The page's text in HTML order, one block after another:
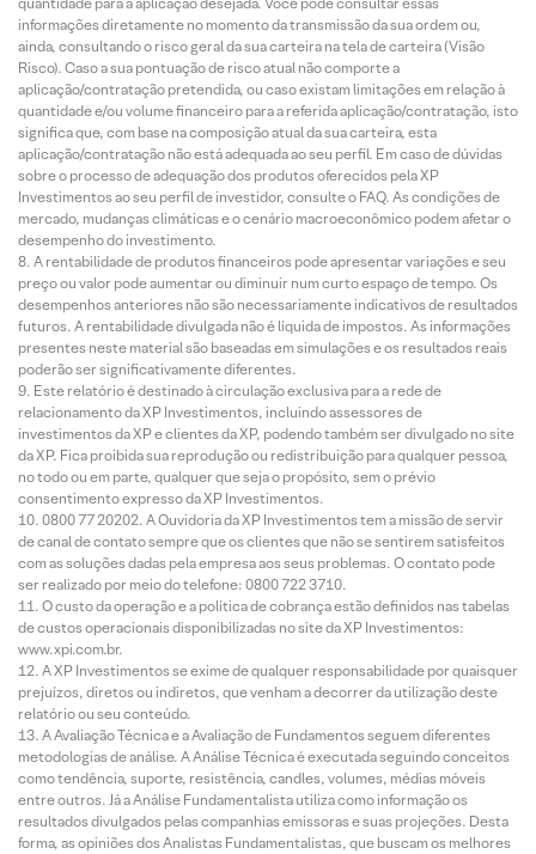
informações diretamente no momento da transmissão da sua ordem ou,
ainda, consultando o risco geral da sua carteira na tela de carteira (Visão
Risco). Caso a sua pontuação de risco atual não comporte a
aplicação/contratação pretendida, ou caso existam limitações em relação à
quantidade e/ou volume financeiro para a referida aplicação/contratação, isto
significa que, com base na composição atual da sua carteira, esta
aplicação/contratação não está adequada ao seu perfil. Em caso de dúvidas
sobre o processo de adequação dos produtos oferecidos pela XP
Investimentos ao seu perfil de investidor, consulte o FAQ. As condições de
mercado, mudanças climáticas e o cenário macroeconômico podem afetar o
desempenho do investimento.
A rentabilidade de produtos financeiros pode apresentar variações e seu
preço ou valor pode aumentar ou diminuir num curto espaço de tempo. Os
desempenhos anteriores não são necessariamente indicativos de resultados
futuros. A rentabilidade divulgada não é líquida de impostos. As informações
presentes neste material são baseadas em simulações e os resultados reais
poderão ser significativamente diferentes.
Este relatório é destinado à circulação exclusiva para a rede de
relacionamento da XP Investimentos, incluindo assessores de
investimentos da XP e clientes da XP, podendo também ser divulgado no site
da XP. Fica proibida sua reprodução ou redistribuição para qualquer pessoa,
no todo ou em parte, qualquer que seja o propósito, sem o prévio
consentimento expresso da XP Investimentos.
0800 77 20202. A Ouvidoria da XP Investimentos tem a missão de servir
de canal de contato sempre que os clientes que não se sentirem satisfeitos
com as soluções dadas pela empresa aos seus problemas. O contato pode
ser realizado por meio do telefone: 0800 722 3710.
O custo da operação e a política de cobrança estão definidos nas tabelas
de custos operacionais disponibilizadas no site da XP Investimentos:
www.xpi.com.br.
A XP Investimentos se exime de qualquer responsabilidade por quaisquer
prejuízos, diretos ou indiretos, que venham a decorrer da utilização deste
relatório ou seu conteúdo.
A Avaliação Técnica e a Avaliação de Fundamentos seguem diferentes
metodologias de análise. A Análise Técnica é executada seguindo conceitos
como tendência, suporte, resistência, candles, volumes, médias móveis
entre outros. Já a Análise Fundamentalista utiliza como informação os
resultados divulgados pelas companhias emissoras e suas projeções. Desta
forma, as opiniões dos Analistas Fundamentalistas, que buscam os melhores